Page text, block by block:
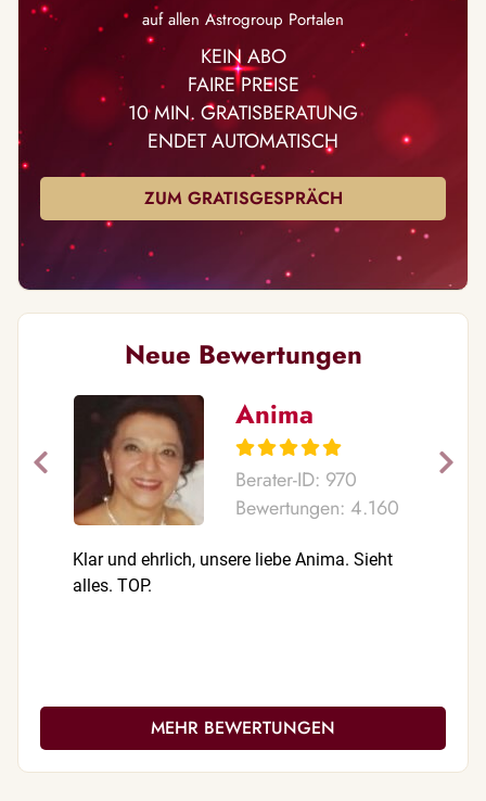
auf allen Astrogroup Portalen
KEIN ABO
FAIRE PREISE
10 MIN. GRATISBERATUNG
ENDET AUTOMATISCH
ZUM GRATISGESPRÄCH
Neue Bewertungen
Anima
Berater-ID: 970
Bewertungen: 4.160
Klar und ehrlich, unsere liebe Anima. Sieht
alles. TOP.
MEHR BEWERTUNGEN